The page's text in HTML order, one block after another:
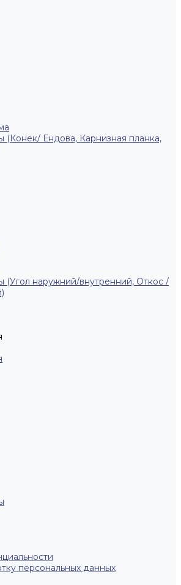
Ендова, Карнизная планка,
(Угол наружний/внутренний, Откос /
персональных данных